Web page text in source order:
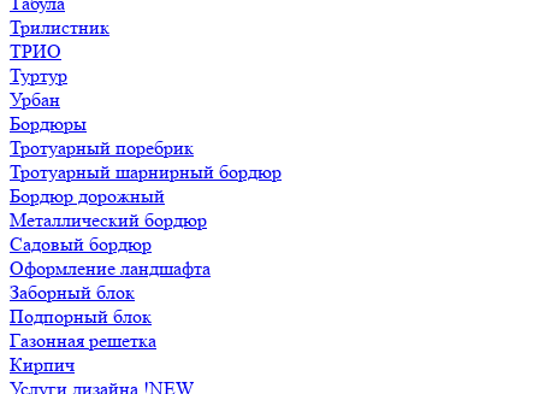
Трилистник
ТРИО
Туртур
Урбан
Бордюры
Тротуарный поребрик
Тротуарный шарнирный бордюр
Бордюр дорожный
Металлический бордюр
Садовый бордюр
Оформление ландшафта
Заборный блок
Подпорный блок
Газонная решетка
Кирпич
Услуги дизайна !NEW